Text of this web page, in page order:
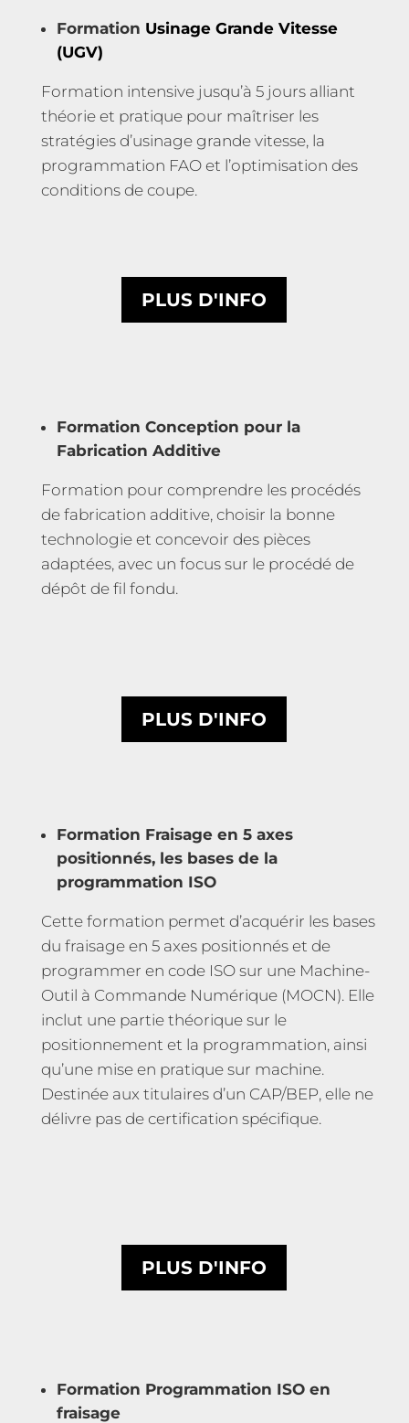
Formation Usinage Grande Vitesse
(UGV)
Formation intensive jusqu’à 5 jours alliant
théorie et pratique pour maîtriser les
stratégies d’usinage grande vitesse, la
programmation FAO et l’optimisation des
conditions de coupe.
PLUS D'INFO
Formation Conception pour la
Fabrication Additive
Formation pour comprendre les procédés
de fabrication additive, choisir la bonne
technologie et concevoir des pièces
adaptées, avec un focus sur le procédé de
dépôt de fil fondu.
PLUS D'INFO
Formation Fraisage en 5 axes
positionnés, les bases de la
programmation ISO
Cette formation permet d’acquérir les bases
du fraisage en 5 axes positionnés et de
programmer en code ISO sur une Machine-
Outil à Commande Numérique (MOCN). Elle
inclut une partie théorique sur le
positionnement et la programmation, ainsi
qu’une mise en pratique sur machine.
Destinée aux titulaires d’un CAP/BEP, elle ne
délivre pas de certification spécifique.
PLUS D'INFO
Formation Programmation ISO en
fraisage